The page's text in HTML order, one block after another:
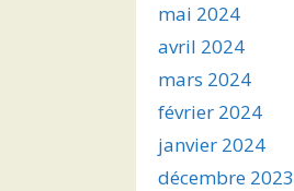
mai 2024
avril 2024
mars 2024
février 2024
janvier 2024
décembre 2023